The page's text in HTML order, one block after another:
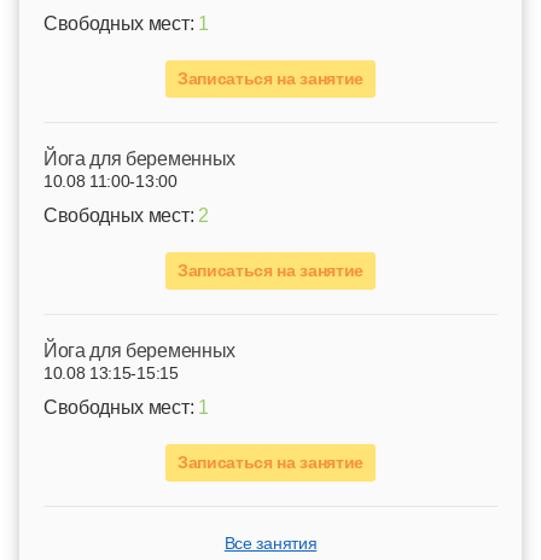
Свободных мест: 1
Записаться на занятие
Йога для беременных
10.08 11:00-13:00
Свободных мест: 2
Записаться на занятие
Йога для беременных
10.08 13:15-15:15
Свободных мест: 1
Записаться на занятие
Все занятия